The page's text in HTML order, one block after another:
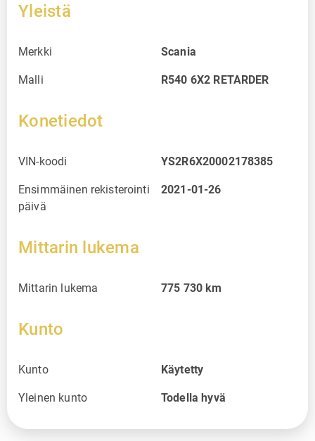
Yleistä
Merkki Scania
Malli R540 6X2 RETARDER
Konetiedot
VIN-koodi YS2R6X20002178385
Ensimmäinen rekisterointi
päivä
2021-01-26
Mittarin lukema
Mittarin lukema 775 730 km
Kunto
Kunto Käytetty
Yleinen kunto Todella hyvä